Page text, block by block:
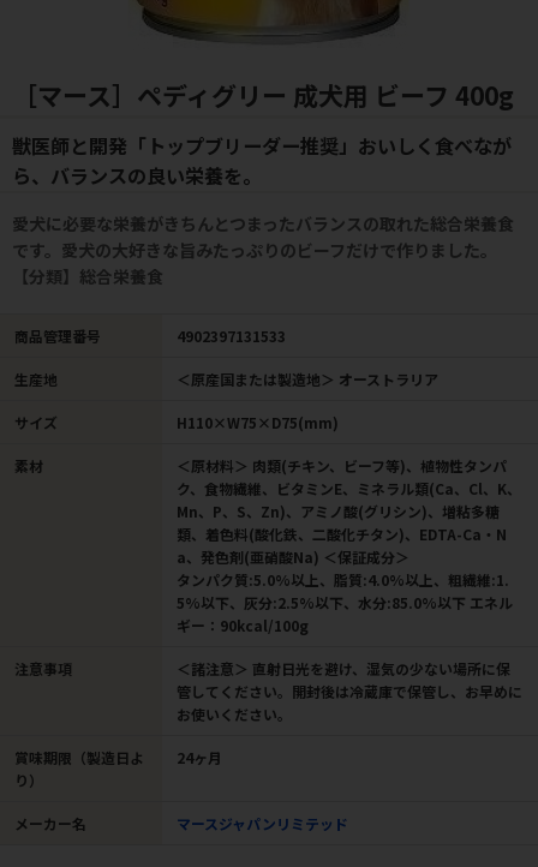
［マース］ペディグリー 成犬用 ビーフ 400g
獣医師と開発「トップブリーダー推奨」おいしく食べなが
ら、バランスの良い栄養を。
愛犬に必要な栄養がきちんとつまったバランスの取れた総合栄養食
です。愛犬の大好きな旨みたっぷりのビーフだけで作りました。
【分類】総合栄養食
商品管理番号 4902397131533
生産地 ＜原産国または製造地＞ オーストラリア
サイズ H110×W75×D75(mm)
素材
＜原材料＞ 肉類(チキン、ビーフ等)、植物性タンパ
ク、食物繊維、ビタミンE、ミネラル類(Ca、Cl、K、
Mn、P、S、Zn)、アミノ酸(グリシン)、増粘多糖
類、着色料(酸化鉄、二酸化チタン)、EDTA-Ca・N
a、発色剤(亜硝酸Na) ＜保証成分＞
タンパク質:5.0%以上、脂質:4.0%以上、粗繊維:1.
5%以下、灰分:2.5%以下、水分:85.0%以下 エネル
ギー：90kcal/100g
注意事項
＜諸注意＞ 直射日光を避け、湿気の少ない場所に保
管してください。開封後は冷蔵庫で保管し、お早めに
お使いください。
賞味期限（製造日よ
り）
24ヶ月
メーカー名 マースジャパンリミテッド